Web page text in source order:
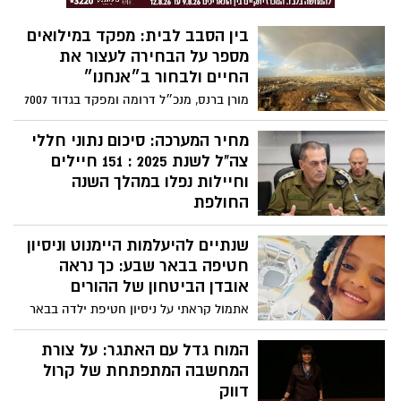
הציבורי.
בין הסבב לבית: מפקד במילואים
מספר על הבחירה לעצור את
החיים ולבחור ב״אנחנו״
מורן ברנס, מנכ״ל דרומה ומפקד בגדוד 7007
בחטיבת ירושלים, משתף במסע האישי של
סבב מילואים שישי על הוויתור, האחווה,
העייפות והגאווה, ועל התקווה לימים בטוחים
יותר
מחיר המערכה: סיכום נתוני חללי
צה"ל לשנת 2025 : 151 חיילים
וחיילות נפלו במהלך השנה
החולפת
אגף כוח האדם פרסם את הנתונים השנתיים:
151 חיילים וחיילות נפלו במהלך השנה
החולפת, רובם בפעילות מבצעית. בצה"ל
שמים דגש מיוחד על המענה הנפשי ועל
שנתיים להיעלמות היימנוט וניסיון
חטיפה בבאר שבע: כך נראה
אובדן הביטחון של ההורים
אתמול קראתי על ניסיון חטיפת ילדה בבאר
שבע. לכאורה, המקרה הסתיים בלי פגיעה,
אבל בשביל הורים רבים וגם בשבילי זו לא
הייתה עוד ידיעה שאפשר לדפדף הלאה. זו
הייתה תזכורת כואבת ומטלטלת לכך
המוח גדל עם האתגר: על צורת
המחשבה המתפתחת של קרול
דווק